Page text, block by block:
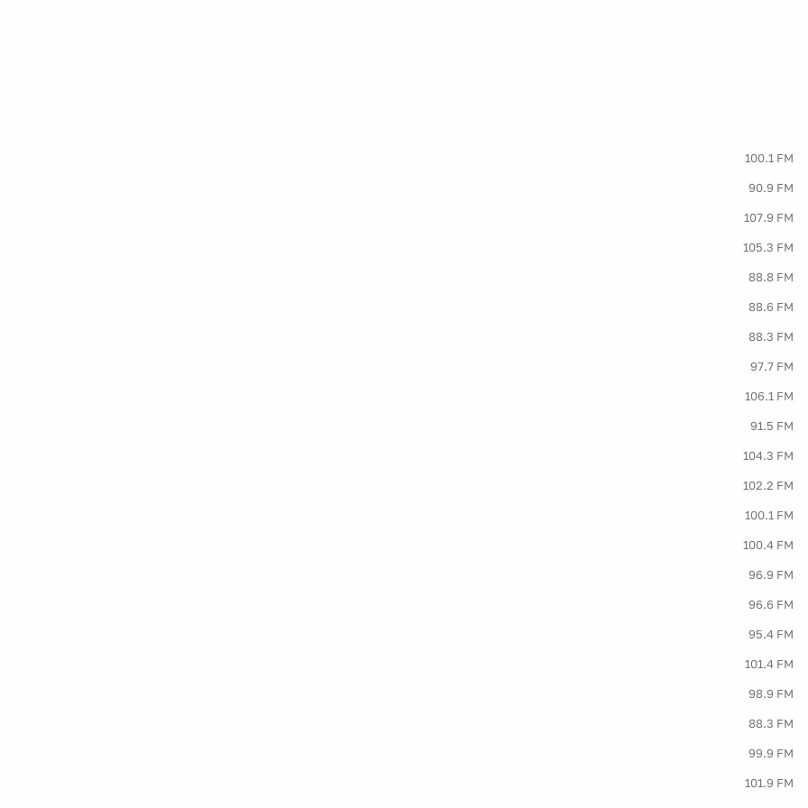
100.1 FM
90.9 FM
107.9 FM
105.3 FM
88.8 FM
88.6 FM
88.3 FM
97.7 FM
106.1 FM
91.5 FM
104.3 FM
102.2 FM
100.1 FM
100.4 FM
96.9 FM
96.6 FM
95.4 FM
101.4 FM
98.9 FM
88.3 FM
99.9 FM
101.9 FM